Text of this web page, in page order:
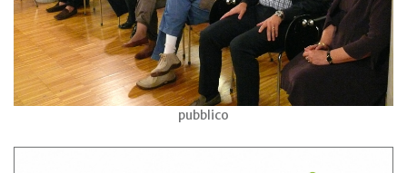
pubblico